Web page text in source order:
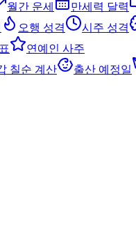
월간 운세 만세력 달력
오행 성격 시주 성격
연예인 사주
칠순 계산 출산 예정일